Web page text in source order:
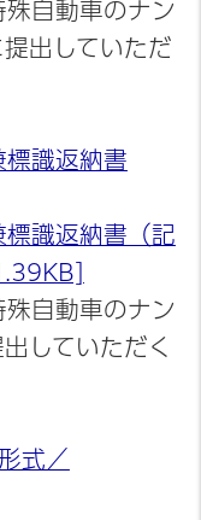
自動車のナン
出していただ
標識返納書
識返納書（記
自動車のナン
していただく
式／